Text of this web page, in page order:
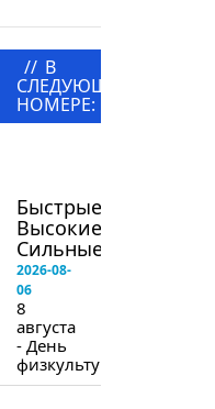
// В
СЛЕДУЮЩЕМ
НОМЕРЕ:
Быстрые!
Высокие!
Сильные!...
2026-08-
06
8
августа
- День
физкультурника.